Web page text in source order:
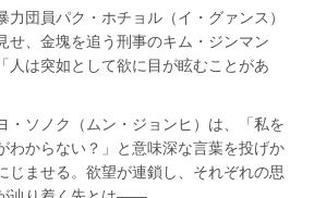
団員パク・ホチョル（イ・グァンス）
せ、金塊を追う刑事のキム・ジンマン
人は突如として欲に目が眩むことがあ
・ソノク（ムン・ジョンヒ）は、「私を
わからない？」と意味深な言葉を投げか
じませる。欲望が連鎖し、それぞれの思